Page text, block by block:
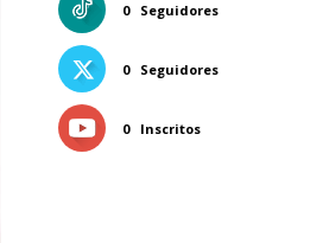
0 Seguidores
0 Seguidores
0 Inscritos